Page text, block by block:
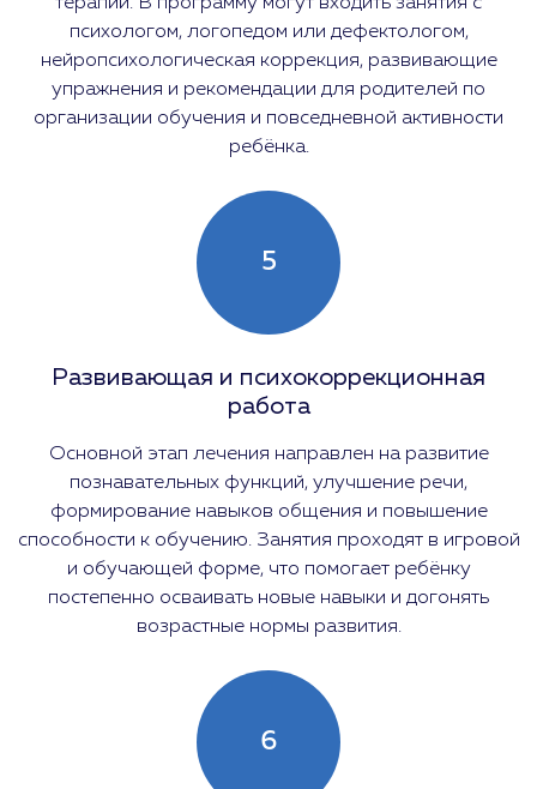
психологом, логопедом или дефектологом,
нейропсихологическая коррекция, развивающие
упражнения и рекомендации для родителей по
организации обучения и повседневной активности
ребёнка.
5
Развивающая и психокоррекционная
работа
Основной этап лечения направлен на развитие
познавательных функций, улучшение речи,
формирование навыков общения и повышение
способности к обучению. Занятия проходят в игровой
и обучающей форме, что помогает ребёнку
постепенно осваивать новые навыки и догонять
возрастные нормы развития.
6